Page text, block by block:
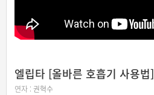
엘립타 [올바른 호흡기 사용법]
연자 : 권혁수